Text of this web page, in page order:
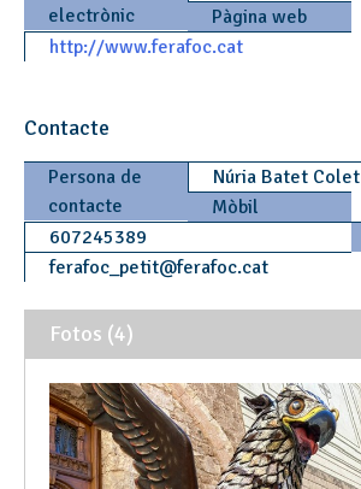
electrònic
Pàgina web
http://www.ferafoc.cat
Contacte
Persona de
contacte
Núria Batet Colet
Mòbil
607245389
ferafoc_petit@ferafoc.cat
Fotos (4)